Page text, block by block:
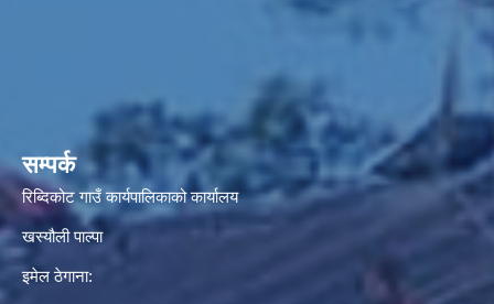
सम्पर्क
रिब्दिकोट गाउँ कार्यपालिकाको कार्यालय
खस्यौली पाल्पा
इमेल ठेगाना: